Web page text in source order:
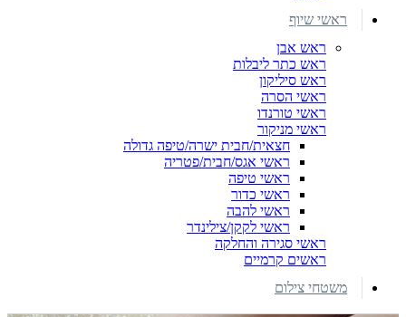
ראשי שיוף
ראש אבן
ראש כתר ליבלות
ראש סיליקון
ראשי הסרה
ראשי טורנדו
ראשי מניקור
חצאית/חבית ישרה/טיפה גדולה
ראשי אגס/חבית/פטריה
ראשי טיפה
ראשי כדור
ראשי להבה
ראשי לקקן/צילינדר
ראשי סגירה והחלקה
ראשים קרמיים
משטחי צילום